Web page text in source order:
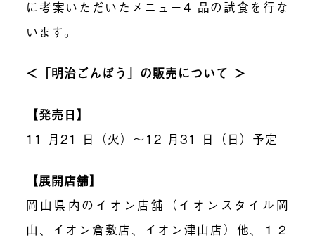
に考案いただいたメニュー4 品の試食を行な
います。
＜「明治ごんぼう」の販売について ＞
【発売日】
11 月21 日（火）～12 月31 日（日）予定
【展開店舗】
岡山県内のイオン店舗（イオンスタイル岡
山、イオン倉敷店、イオン津山店）他、１２